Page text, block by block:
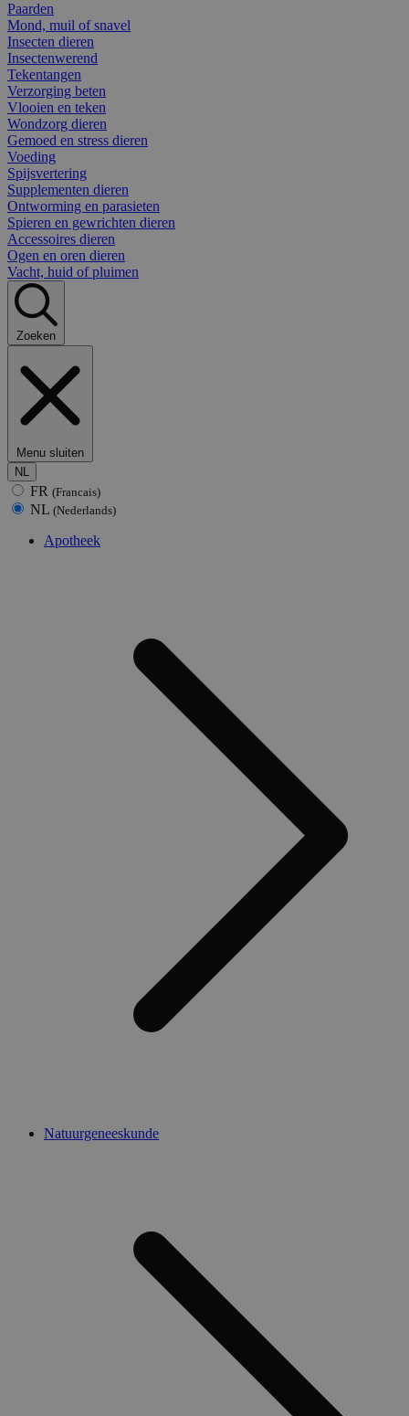
Paarden
Mond, muil of snavel
Insecten dieren
Insectenwerend
Tekentangen
Verzorging beten
Vlooien en teken
Wondzorg dieren
Gemoed en stress dieren
Voeding
Spijsvertering
Supplementen dieren
Ontworming en parasieten
Spieren en gewrichten dieren
Accessoires dieren
Ogen en oren dieren
Vacht, huid of pluimen
Zoeken
Menu sluiten
NL
FR (Francais)
NL (Nederlands)
Apotheek
Natuurgeneeskunde